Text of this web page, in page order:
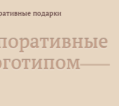
подарки